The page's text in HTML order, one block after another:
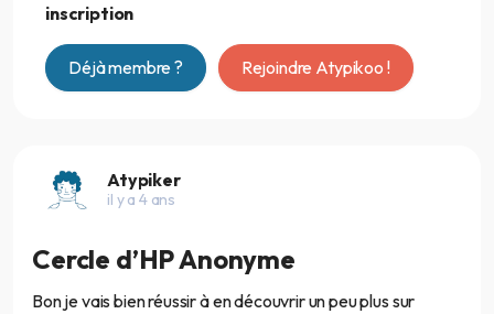
inscription
Déjà membre ? Rejoindre Atypikoo !
Atypiker
il y a 4 ans
Cercle d’HP Anonyme
Bon je vais bien réussir à en découvrir un peu plus sur